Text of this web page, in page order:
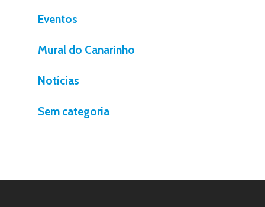
Eventos
Mural do Canarinho
Notícias
Sem categoria